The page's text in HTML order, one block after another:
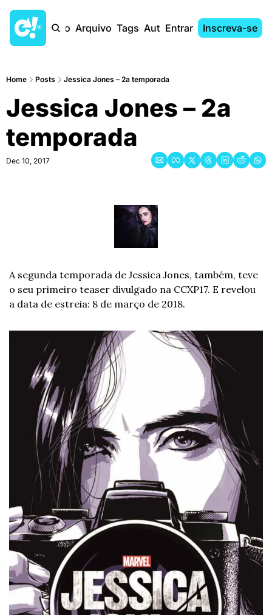
Início Arquivo Tags AutoresEntrar Inscreva-se
Home Posts Jessica Jones – 2a temporada
Jessica Jones – 2a
temporada
Dec 10, 2017
A segunda temporada de Jessica Jones, também, teve
o seu primeiro teaser divulgado na CCXP17. E revelou
a data de estreia: 8 de março de 2018.